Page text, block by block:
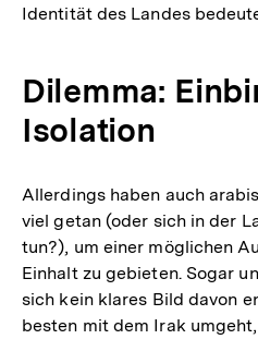
Identität des Landes
Dilemma:
Isolation
Allerdings haben auch
viel getan (oder sich in der
tun?), um einer möglichen
Einhalt zu gebieten. Sogar
sich kein klares Bild davon
besten mit dem Irak